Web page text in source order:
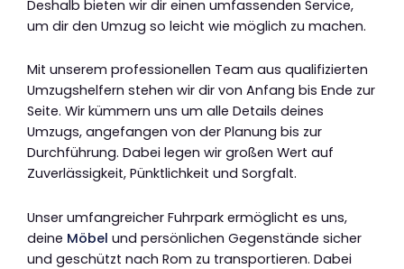
Deshalb bieten wir dir einen umfassenden Service,
um dir den Umzug so leicht wie möglich zu machen.
Mit unserem professionellen Team aus qualifizierten
Umzugshelfern stehen wir dir von Anfang bis Ende zur
Seite. Wir kümmern uns um alle Details deines
Umzugs, angefangen von der Planung bis zur
Durchführung. Dabei legen wir großen Wert auf
Zuverlässigkeit, Pünktlichkeit und Sorgfalt.
Unser umfangreicher Fuhrpark ermöglicht es uns,
deine Möbel und persönlichen Gegenstände sicher
und geschützt nach Rom zu transportieren. Dabei